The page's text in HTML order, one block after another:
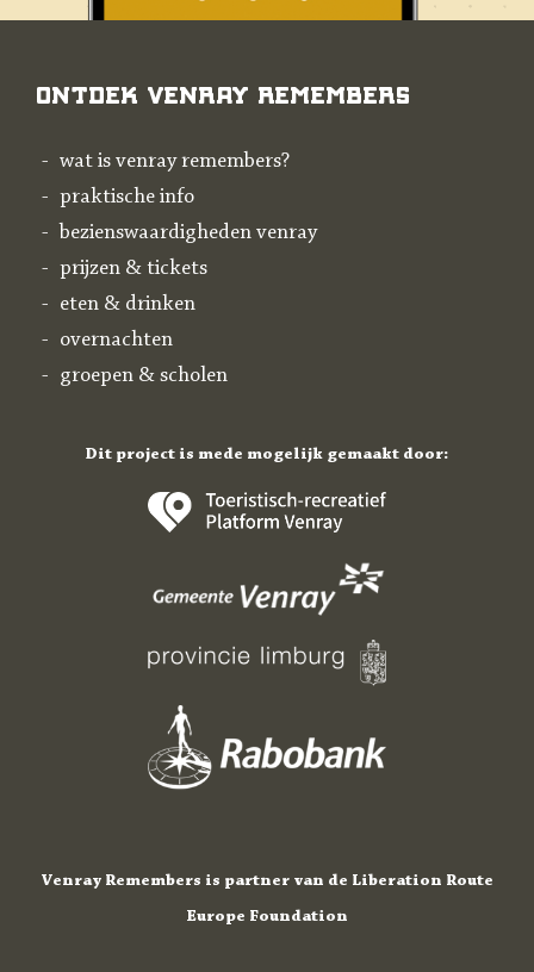
Ontdek Venray Remembers
wat is venray remembers?
praktische info
bezienswaardigheden venray
prijzen & tickets
eten & drinken
overnachten
groepen & scholen
Dit project is mede mogelijk gemaakt door:
Venray Remembers is partner van de Liberation Route
Europe Foundation